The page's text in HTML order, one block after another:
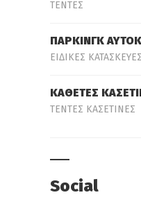
ΤΕΝΤΕΣ
ΠΑΡΚΙΝΓΚ
ΕΙΔΙΚΕΣ ΚΑΤΑΣΚΕΥΕΣ
ΚΑΘΕΤΕΣ
ΤΕΝΤΕΣ ΚΑΣΕΤΙΝΕΣ
Social